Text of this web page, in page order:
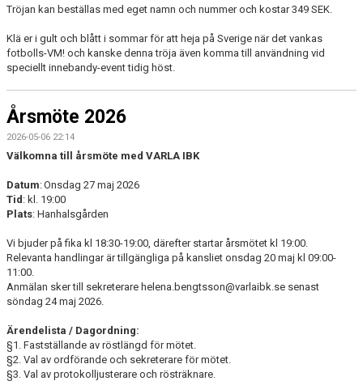
Tröjan kan beställas med eget namn och nummer och kostar 349 SEK.
Klä er i gult och blått i sommar för att heja på Sverige när det vankas
fotbolls-VM! och kanske denna tröja även komma till användning vid
speciellt innebandy-event tidig höst.
Årsmöte 2026
2026-05-06 22:14
Välkomna till årsmöte med VARLA IBK
Datum:Onsdag 27 maj 2026
Tid : kl. 1 9:00
Plats: Hanhalsgården
Vi bjuder på fi ka kl 18:30-19:00, därefter startar årsmötet kl 19:00.
Relevanta handlingar är tillgängliga på kansliet onsdag 20 maj kl 09:00-
11:00.
Anmälan skertill sekreterare helena.bengtsson@varlaibk.se senast
söndag 24 maj 2026
Ärendelista / Dagordning:
§1. Fastställande av röstlängd för mötet.
§2. Val av ordförande och sekreterare för mötet.
§3. Val av protokolljusterare och rösträknare.